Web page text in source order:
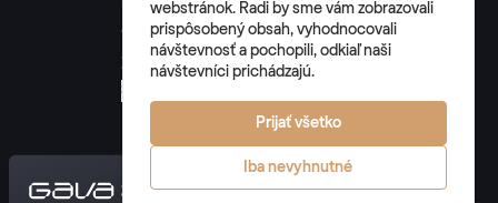
Všeobecné obchodné podmienky
Zásady spracúvania osobných údajov
Správa cookies
webstránok. Radi by sme vám zobrazovali
prispôsobený obsah, vyhodnocovali
návštevnosť a pochopili, odkiaľ naši
návštevníci prichádzajú.
Prijať všetko
Iba nevyhnutné